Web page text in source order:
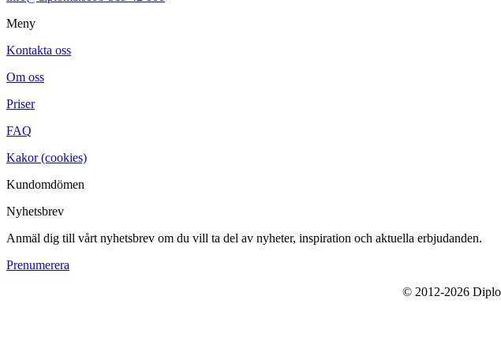
Meny
Kontakta oss
Om oss
Priser
FAQ
Kakor (cookies)
Kundomdömen
Nyhetsbrev
Anmäl dig till vårt nyhetsbrev om du vill ta del av nyheter, inspiration och aktuella erbjudanden.
Prenumerera
© 2012-2026